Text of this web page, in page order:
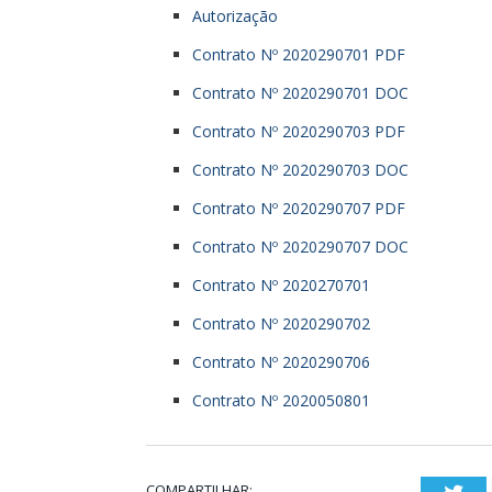
Autorização
Contrato Nº 2020290701 PDF
Contrato Nº 2020290701 DOC
Contrato Nº 2020290703 PDF
Contrato Nº 2020290703 DOC
Contrato Nº 2020290707 PDF
Contrato Nº 2020290707 DOC
Contrato Nº 2020270701
Contrato Nº 2020290702
Contrato Nº 2020290706
Contrato Nº 2020050801